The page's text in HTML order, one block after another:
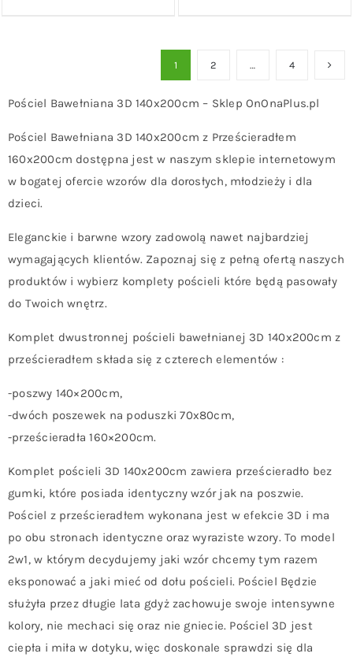
1 2 … 4
Pościel Bawełniana 3D 140x200cm – Sklep OnOnaPlus.pl
Pościel Bawełniana 3D 140x200cm z Prześcieradłem
160x200cm dostępna jest w naszym sklepie internetowym
w bogatej ofercie wzorów dla dorosłych, młodzieży i dla
dzieci.
Eleganckie i barwne wzory zadowolą nawet najbardziej
wymagających klientów. Zapoznaj się z pełną ofertą naszych
produktów i wybierz komplety pościeli które będą pasowały
do Twoich wnętrz.
Komplet dwustronnej pościeli bawełnianej 3D 140x200cm z
prześcieradłem składa się z czterech elementów :
-poszwy 140×200cm,
-dwóch poszewek na poduszki 70x80cm,
-prześcieradła 160×200cm.
Komplet pościeli 3D 140x200cm zawiera prześcieradło bez
gumki, które posiada identyczny wzór jak na poszwie.
Pościel z prześcieradłem wykonana jest w efekcie 3D i ma
po obu stronach identyczne oraz wyraziste wzory. To model
2w1, w którym decydujemy jaki wzór chcemy tym razem
eksponować a jaki mieć od dołu pościeli. Pościel Będzie
służyła przez długie lata gdyż zachowuje swoje intensywne
kolory, nie mechaci się oraz nie gniecie. Pościel 3D jest
ciepła i miła w dotyku, więc doskonale sprawdzi się dla